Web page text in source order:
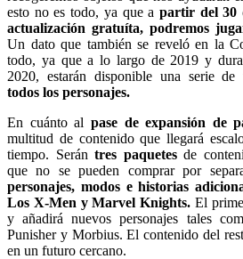
esto no es todo, ya que a partir del 30
actualización gratuíta, podremos
Un dato que también se reveló en la
todo, ya que a lo largo de 2019 y
2020, estarán disponible una serie de
todos los personajes.
En cuánto al pase de expansión de
multitud de contenido que llegará
tiempo. Serántres paquetesde
que no se pueden comprar por
personajes, modos e historias
Los X-Men y Marvel Knights. El
y añadirá nuevos personajes tales
Punisher y Morbius. El contenido del
en un futuro cercano.